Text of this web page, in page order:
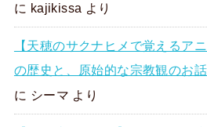
に kajikissa より
【天穂のサクナヒメで覚えるア
の歴史と、原始的な宗教観のお
に シーマ より